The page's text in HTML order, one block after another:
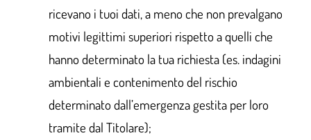
ricevano i tuoi dati, a meno che non prevalgano
motivi legittimi superiori rispetto a quelli che
hanno determinato la tua richiesta (es. indagini
ambientali e contenimento del rischio
determinato dall’emergenza gestita per loro
tramite dal Titolare);